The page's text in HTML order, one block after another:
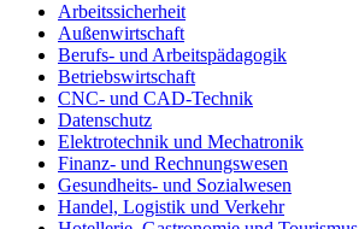
Arbeitssicherheit
Außenwirtschaft
Berufs- und Arbeitspädagogik
Betriebswirtschaft
CNC- und CAD-Technik
Datenschutz
Elektrotechnik und Mechatronik
Finanz- und Rechnungswesen
Gesundheits- und Sozialwesen
Handel, Logistik und Verkehr